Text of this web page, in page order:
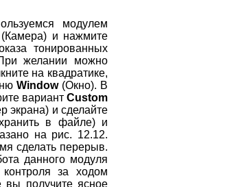
модулем
(Камера) и нажмите
тонированных
желании можно
на квадратике,
Window(Окно). В
вариант Custom
экрана) и сделайте
в файле) и
на рис. 12.12.
сделать перерыв.
данного модуля
за ходом
вы получите ясное